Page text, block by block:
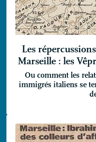
Les
Marseille : les
Ou comment les
immigrés italiens se